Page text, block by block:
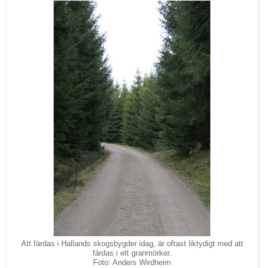
Att färdas i Hallands skogsbygder idag, är oftast liktydigt med att
färdas i ett granmörker.
Foto: Anders Wirdheim